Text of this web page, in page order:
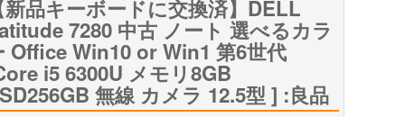
新品キーボードに交換済】DELL
7280 中古 ノート 選べるカラ
Office Win10 or Win1 第6世代
i5 6300U メモリ8GB
無線 カメラ 12.5型 ] :良品